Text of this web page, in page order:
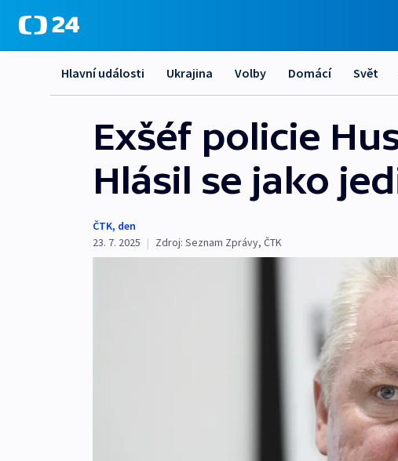
Hlavní události Ukrajina Volby Domácí Svět
Exšéf policie
Hlásil se jako
ČTK, den
23. 7. 2025 | Zdroj: Seznam Zprávy, ČTK